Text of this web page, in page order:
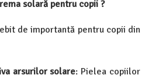
solară pentru copii ?
de importantă pentru copii din
arsurilor solare: Pielea copiilor